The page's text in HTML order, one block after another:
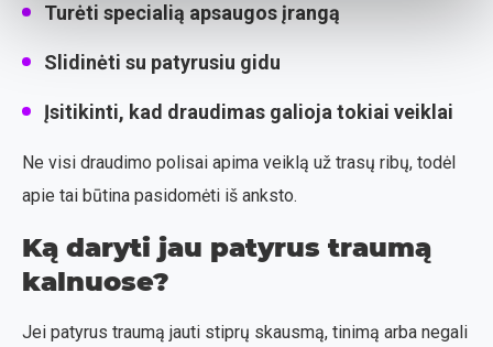
Turėti specialią apsaugos įrangą
Slidinėti su patyrusiu gidu
Įsitikinti, kad draudimas galioja tokiai veiklai
Ne visi draudimo polisai apima veiklą už trasų ribų, todėl
apie tai būtina pasidomėti iš anksto.
Ką daryti jau patyrus traumą
kalnuose?
Jei patyrus traumą jauti stiprų skausmą, tinimą arba negali